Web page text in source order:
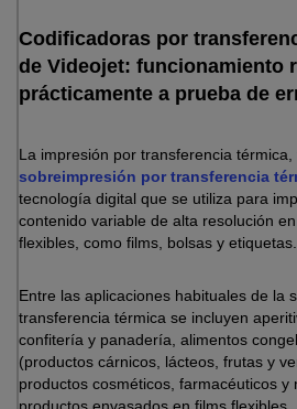
Codificadoras por
de Videojet: funcionamiento
prácticamente a prueba de
La impresión por transferencia
sobreimpresión por transferencia
tecnología digital que se utiliza para
contenido variable de alta resolución
flexibles, como films, bolsas y etiquetas.
Entre las aplicaciones habituales de la
transferencia térmica se incluyen
confitería y panadería, alimentos
(productos cárnicos, lácteos, frutas y
productos cosméticos, farmacéuticos y